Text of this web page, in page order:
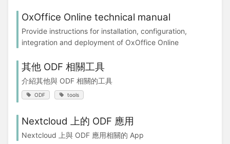
OxOffice Online technical manual
Provide instructions for installation, configuration,
integration and deployment of OxOffice Online
其他 ODF 相關工具
介紹其他與 ODF 相關的工具
ODF tools
Nextcloud 上的 ODF 應用
Nextcloud 上與 ODF 應用相關的 App